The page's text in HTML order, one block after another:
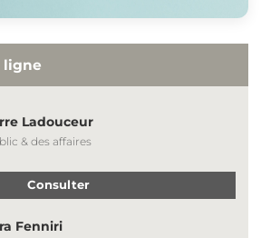
ligne
Ladouceur
& des affaires
Consulter
Fenniri